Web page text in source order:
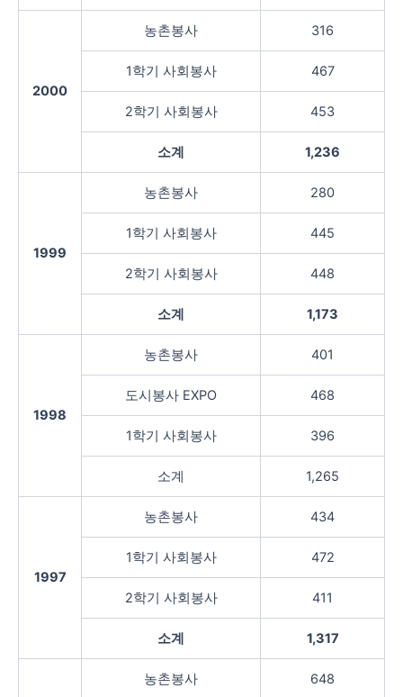
2000
농촌봉사 316
1학기 사회봉사 467
2학기 사회봉사 453
소계 1,236
1999
농촌봉사 280
1학기 사회봉사 445
2학기 사회봉사 448
소계 1,173
1998
농촌봉사 401
도시봉사 EXPO 468
1학기 사회봉사 396
소계 1,265
1997
농촌봉사 434
1학기 사회봉사 472
2학기 사회봉사 411
소계 1,317
농촌봉사 648